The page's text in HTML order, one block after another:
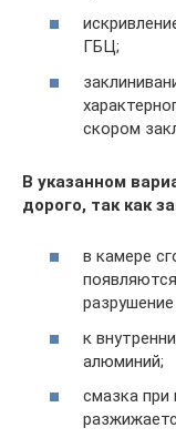
ГБЦ;
скором
В указанном
дорого, так как
в камере
к
алюминий;
смазка при